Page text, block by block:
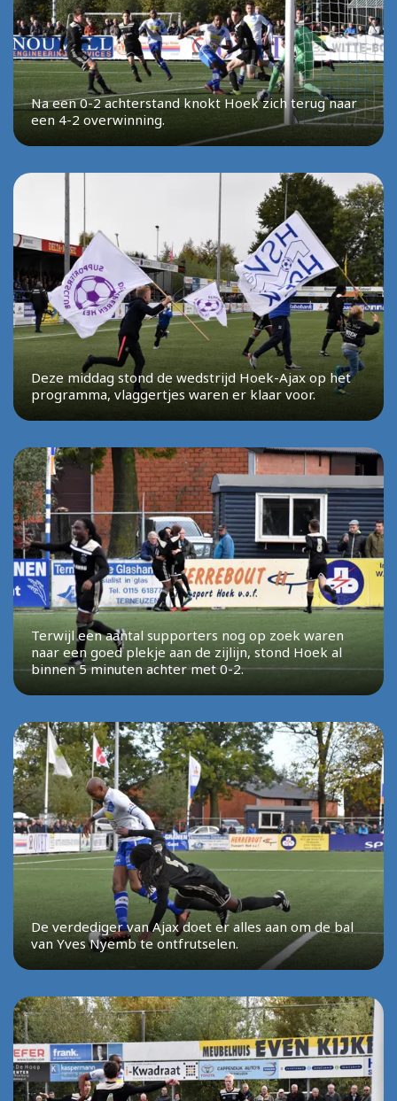
Na een 0-2 achterstand knokt Hoek zich terug naar
een 4-2 overwinning.
Deze middag stond de wedstrijd Hoek-Ajax op het
programma, vlaggertjes waren er klaar voor.
Terwijl een aantal supporters nog op zoek waren
naar een goed plekje aan de zijlijn, stond Hoek al
binnen 5 minuten achter met 0-2.
De verdediger van Ajax doet er alles aan om de bal
van Yves Nyemb te ontfrutselen.